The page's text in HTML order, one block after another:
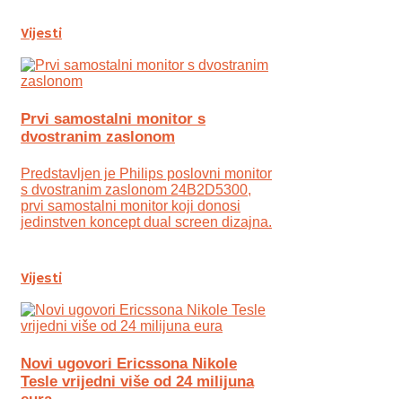
Vijesti
Prvi samostalni monitor s
dvostranim zaslonom
Predstavljen je Philips poslovni monitor
s dvostranim zaslonom 24B2D5300,
prvi samostalni monitor koji donosi
jedinstven koncept dual screen dizajna.
Vijesti
Novi ugovori Ericssona Nikole
Tesle vrijedni više od 24 milijuna